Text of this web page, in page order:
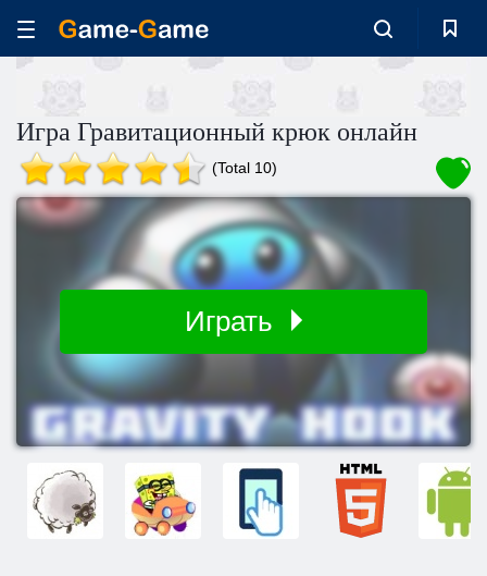
Игра Гравитационный крюк онлайн
(Total 10)
Играть